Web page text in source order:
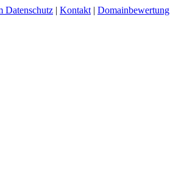
Datenschutz | Kontakt | Domainbewertung